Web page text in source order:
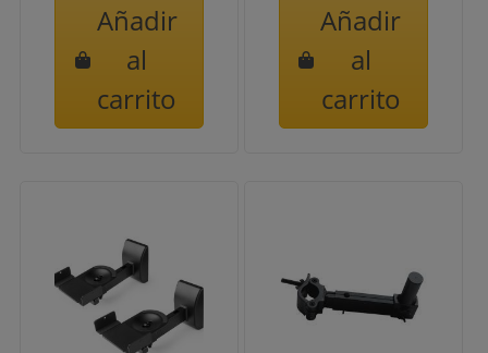
Añadir
al
carrito
Añadir
al
carrito